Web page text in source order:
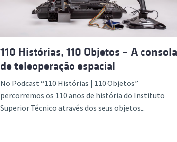
110 Histórias, 110 Objetos – A consola
de teleoperação espacial
No Podcast “110 Histórias | 110 Objetos”
percorremos os 110 anos de história do Instituto
Superior Técnico através dos seus objetos...